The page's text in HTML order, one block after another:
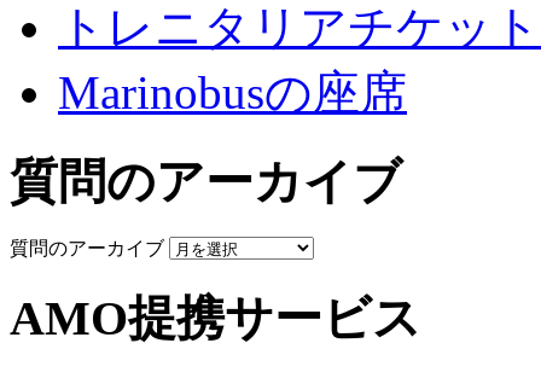
トレニタリアチケッ
Marinobusの座席
質問のアーカイブ
質問のアーカイブ
AMO提携サービス